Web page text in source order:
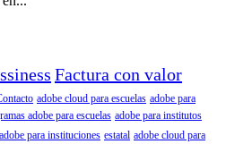
Factura con valor
adobe cloud para escuelas adobe para
adobe para escuelas adobe para institutos
adobe para instituciones estatal adobe cloud para